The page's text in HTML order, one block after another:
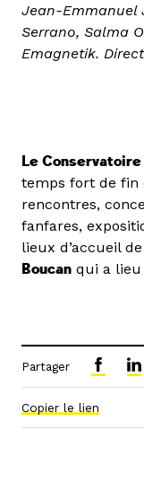
Jean-Emmanuel
Serrano, Salma
Emagnetik.
Le
temps fort de fin
rencontres,
fanfares,
lieux d’accueil
Boucan qui a lieu
Partager
Copier le lien